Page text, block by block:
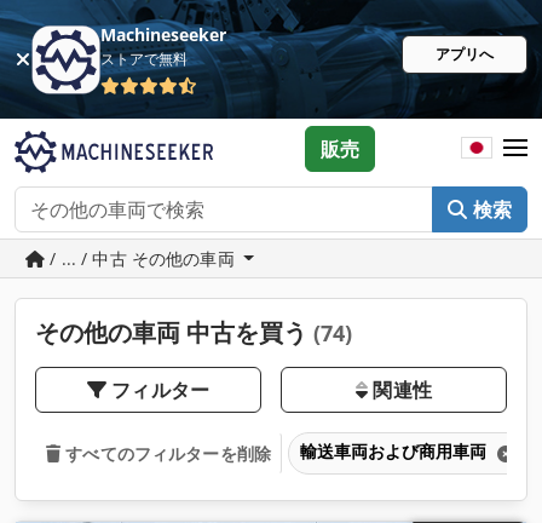
Machineseeker
ストアで無料 アプリへ
検索
販売
/ ... / 中古 その他の車両
その他の車両 中古を買う (74)
フィルター 関連性
すべてのフィルターを削除 輸送車両および商用車両